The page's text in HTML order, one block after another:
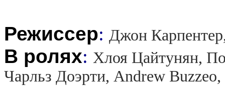
Режиссер: Джон
В ролях: Хлоя Цайтунян,
Чарльз Доэрти, Andrew